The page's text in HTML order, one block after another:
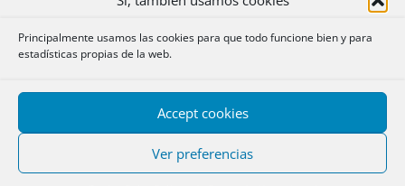
Principalmente usamos las cookies para que todo funcione bien y para
estadísticas propias de la web.
Accept cookies
Ver preferencias
responsabilidad civil profesionales sanitarios,retracto de créditos
revista de derecho civil
Sustitución fideicomisaria,teodora torres
sociales,varia,vincenzo barba,volumen ixen24/10/2022por